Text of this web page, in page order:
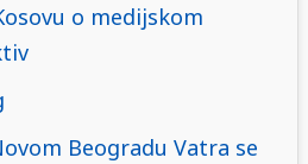
o medijskom
Beogradu Vatra se